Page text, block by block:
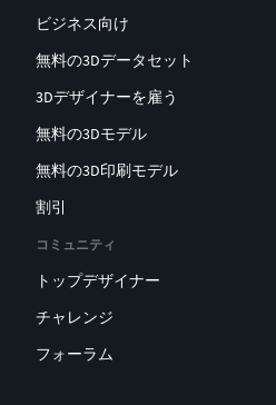
ビジネス向け
無料の3Dデータセット
3Dデザイナーを雇う
無料の3Dモデル
無料の3D印刷モデル
割引
コミュニティ
トップデザイナー
チャレンジ
フォーラム